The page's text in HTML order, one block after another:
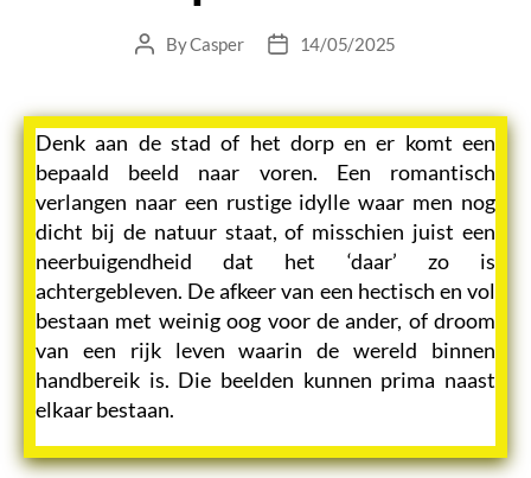
PostByCasper
Post14/05/2025
Denk aan de stad of het dorp en er komt een
bepaald beeld naar voren. Een romantisch
verlangen naar een rustige idylle waar men nog
dicht bij de natuur staat, of misschien juist een
neerbuigendheid dat het ‘daar’ zo is
achtergebleven. De afkeer van een hectisch en vol
bestaan met weinig oog voor de ander, of droom
van een rijk leven waarin de wereld binnen
handbereik is. Die beelden kunnen prima naast
elkaar bestaan.